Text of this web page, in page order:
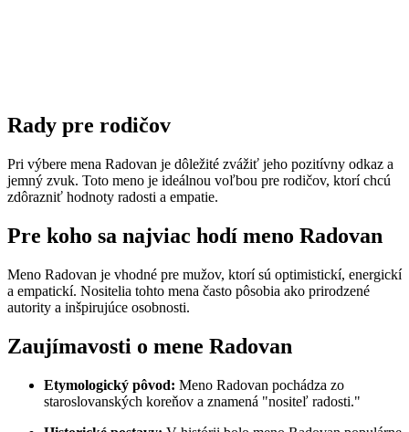
Rady pre rodičov
Pri výbere mena Radovan je dôležité zvážiť jeho pozitívny odkaz a
jemný zvuk. Toto meno je ideálnou voľbou pre rodičov, ktorí chcú
zdôrazniť hodnoty radosti a empatie.
Pre koho sa najviac hodí meno Radovan
Meno Radovan je vhodné pre mužov, ktorí sú optimistickí, energickí
a empatickí. Nositelia tohto mena často pôsobia ako prirodzené
autority a inšpirujúce osobnosti.
Zaujímavosti o mene Radovan
Etymologický pôvod: Meno Radovan pochádza zo
staroslovanských koreňov a znamená "nositeľ radosti."